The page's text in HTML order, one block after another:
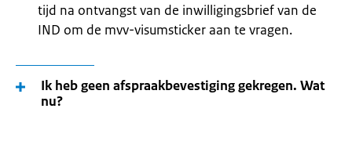
tijd na ontvangst van de inwilligingsbrief van de
IND om de mvv-visumsticker aan te vragen.
Ik heb geen afspraakbevestiging gekregen. Wat
nu?